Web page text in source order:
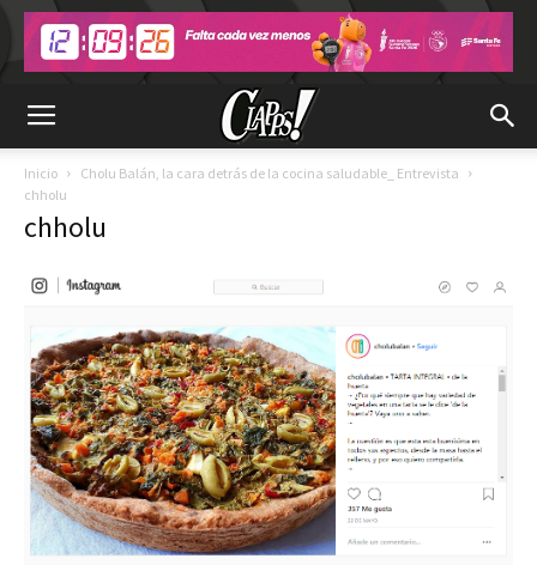
Inicio
Cholu Balán, la cara detrás de la cocina saludable_ Entrevista
chholu
chholu